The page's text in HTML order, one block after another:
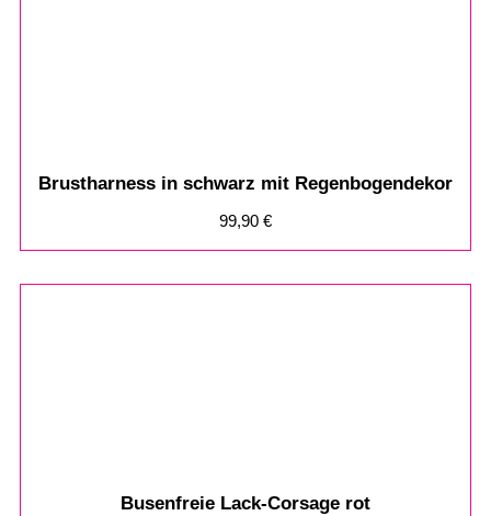
Brustharness in schwarz mit Regenbogendekor
99,90 €
Busenfreie Lack-Corsage rot